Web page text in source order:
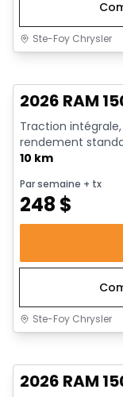
Ste-Foy Chrysler
2026 RAM
Traction
rendement
10 km
Par semaine + tx
248 $
Ste-Foy Chrysler
2026 RAM